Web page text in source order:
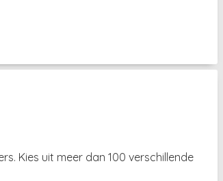
Kies uit meer dan 100 verschillende